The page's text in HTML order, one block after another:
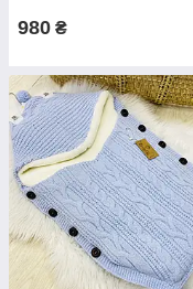
980 ₴